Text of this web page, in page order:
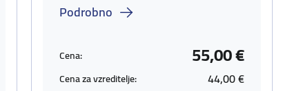
Podrobno
Cena: 55,00 €
Cena za vzreditelje: 44,00 €